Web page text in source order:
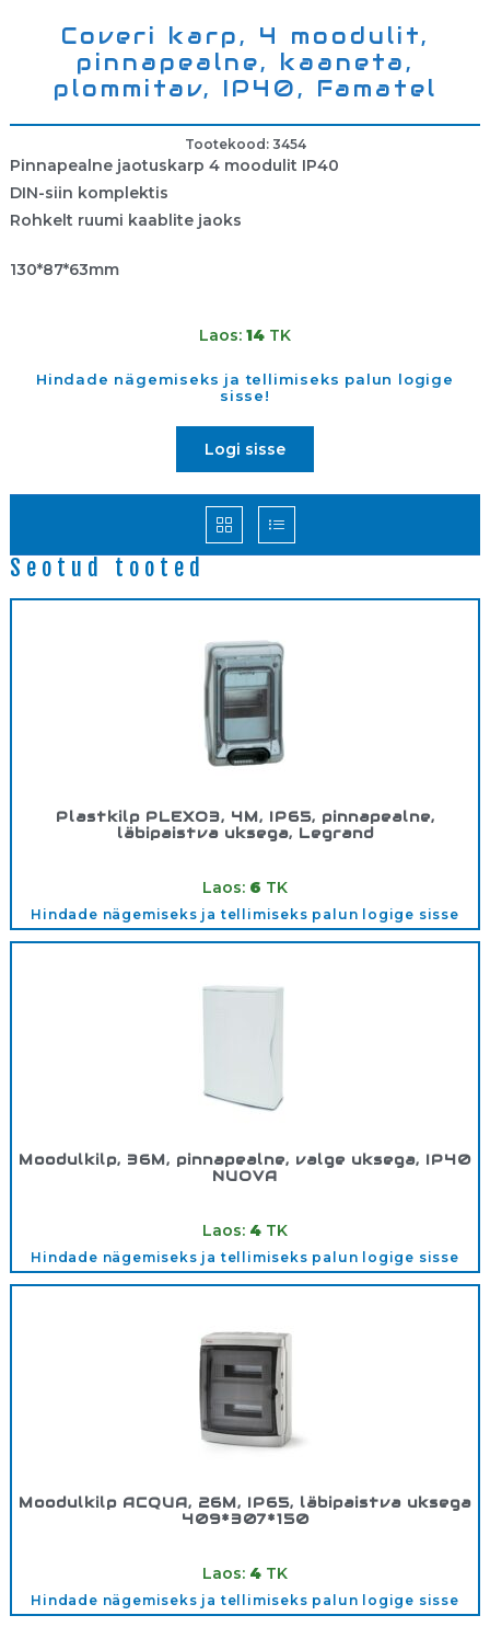
Coveri karp, 4 moodulit,
pinnapealne, kaaneta,
plommitav, IP40, Famatel
Tootekood: 3454
Pinnapealne jaotuskarp 4 moodulit IP40
DIN-siin komplektis
Rohkelt ruumi kaablite jaoks
130*87*63mm
Laos: 14 TK
Hindade nägemiseks ja tellimiseks palun logige
sisse!
Logi sisse
Seotud tooted
Plastkilp PLEXO3, 4M, IP65, pinnapealne,
läbipaistva uksega, Legrand
Laos: 6 TK
Hindade nägemiseks ja tellimiseks palun logige sisse
Moodulkilp, 36M, pinnapealne, valge uksega, IP40
NUOVA
Laos: 4 TK
Hindade nägemiseks ja tellimiseks palun logige sisse
Moodulkilp ACQUA, 26M, IP65, läbipaistva uksega
409*307*150
Laos: 4 TK
Hindade nägemiseks ja tellimiseks palun logige sisse